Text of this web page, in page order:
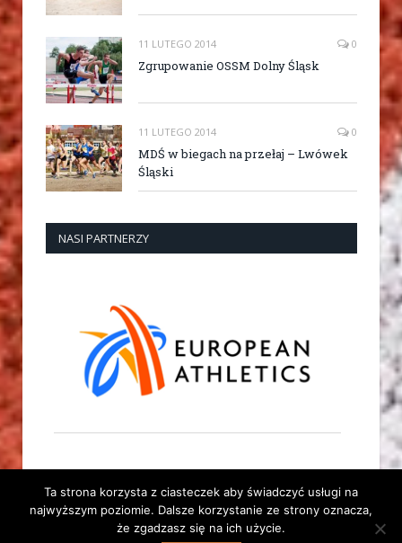
11 LUTEGO 2014 0
Zgrupowanie OSSM Dolny Śląsk
11 LUTEGO 2014 0
MDŚ w biegach na przełaj – Lwówek
Śląski
NASI PARTNERZY
Ta strona korzysta z ciasteczek aby świadczyć usługi na
najwyższym poziomie. Dalsze korzystanie ze strony oznacza,
że zgadzasz się na ich użycie.